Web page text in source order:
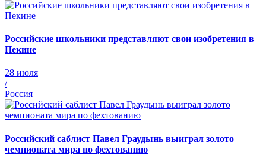
Российские школьники представляют свои изобретения в
Пекине
28 июля
/
Россия
Российский саблист Павел Граудынь выиграл золото
чемпионата мира по фехтованию